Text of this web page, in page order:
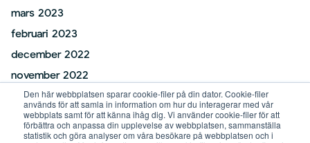
Den här webbplatsen sparar cookie-filer på din dator. Cookie-filer
används för att samla in information om hur du interagerar med vår
webbplats samt för att känna ihåg dig. Vi använder cookie-filer för att
förbättra och anpassa din upplevelse av webbplatsen, sammanställa
statistik och göra analyser om våra besökare på webbplatsen och i
mars 2023
februari 2023
december 2022
november 2022
oktober 2022
juni 2022
maj 2022